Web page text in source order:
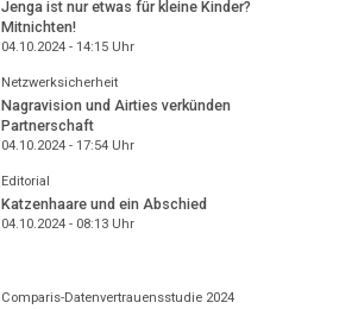
Jenga ist nur etwas für kleine Kinder?
Mitnichten!
04.10.2024 - 14:15Uhr
Netzwerksicherheit
Nagravision und Airties verkünden
Partnerschaft
04.10.2024 - 17:54Uhr
Editorial
Katzenhaare und ein Abschied
04.10.2024 - 08:13Uhr
Comparis-Datenvertrauensstudie 2024